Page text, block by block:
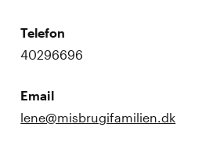
Telefon
40296696
Email
lene@misbrugifamilien.dk